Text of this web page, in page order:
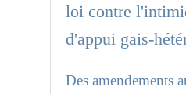
loi contre
d'appui gais-
Des amendements